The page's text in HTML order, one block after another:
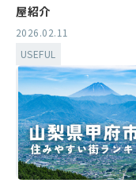
屋紹介
2026.02.11
USEFUL